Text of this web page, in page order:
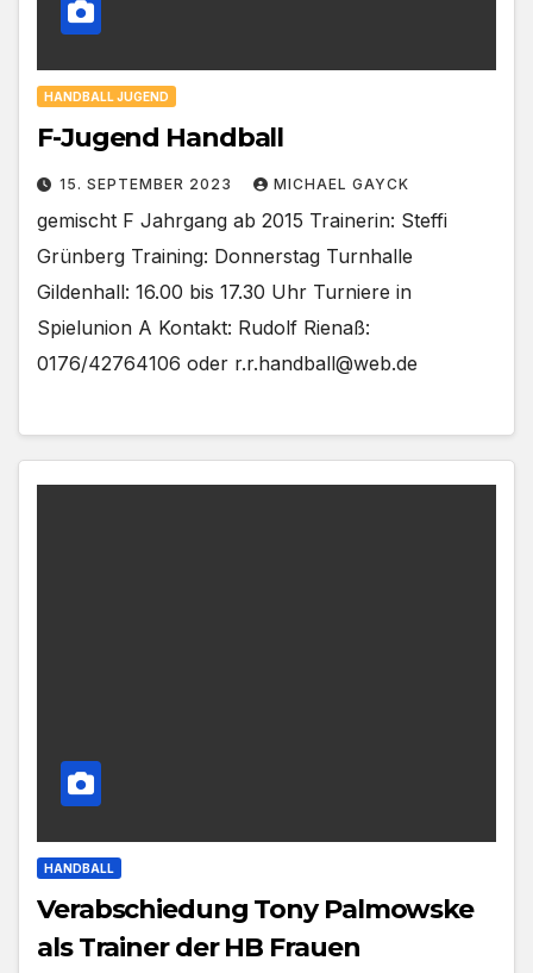
HANDBALL JUGEND
F-Jugend Handball
15. SEPTEMBER 2023 MICHAEL GAYCK
gemischt F Jahrgang ab 2015 Trainerin: Steffi
Grünberg Training: Donnerstag Turnhalle
Gildenhall: 16.00 bis 17.30 Uhr Turniere in
Spielunion A Kontakt: Rudolf Rienaß:
0176/42764106 oder r.r.handball@web.de
HANDBALL
Verabschiedung Tony Palmowske
als Trainer der HB Frauen